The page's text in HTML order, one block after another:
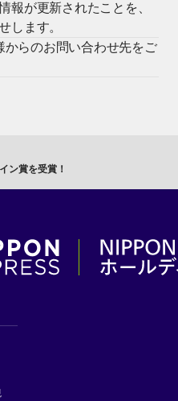
報が更新されたことを、
します。
からのお問い合わせ先をご
ン賞を受賞！